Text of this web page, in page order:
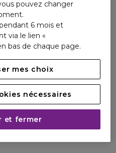
Parfum, une icône de la
ans.
pouvez changer
6 mois et
via le lien «
bas de chaque page.
mes choix
nécessaires
et fermer